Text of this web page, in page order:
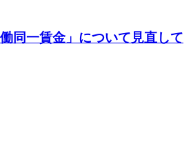
同一賃金」について見直して